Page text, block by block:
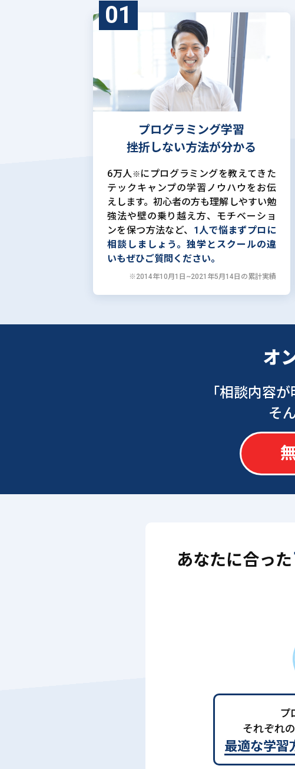
01
プログラミング学習
挫折しない方法が分かる
6万人 ※ にプログラミングを教えてきた
テックキャンプの学習ノウハウをお伝
えします。初心者の方も理解しやすい勉
強法や壁の乗り越え方、モチベーショ
ンを保つ方法など、 1人で悩まずプロに
相談しましょう。独学とスクールの違
いもぜひご質問ください。
※2014年10月1日~2021年5月14日の累計実績
オ
「相談内容
そ
あなたに合った
プ
それぞれ
最適な学習